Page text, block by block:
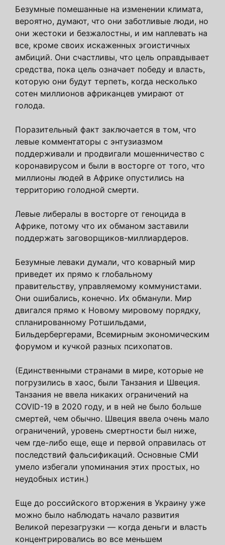
Безумные помешанные на изменении климата,
вероятно, думают, что они заботливые люди, но
они жестоки и безжалостны, и им наплевать на
все, кроме своих искаженных эгоистичных
амбиций. Они счастливы, что цель оправдывает
средства, пока цель означает победу и власть,
которую они будут терпеть, когда несколько
сотен миллионов африканцев умирают от
голода.
Поразительный факт заключается в том, что
левые комментаторы с энтузиазмом
поддерживали и продвигали мошенничество с
коронавирусом и были в восторге от того, что
миллионы людей в Африке опустились на
территорию голодной смерти.
Левые либералы в восторге от геноцида в
Африке, потому что их обманом заставили
поддержать заговорщиков-миллиардеров.
Безумные леваки думали, что коварный мир
приведет их прямо к глобальному
правительству, управляемому коммунистами.
Они ошибались, конечно. Их обманули. Мир
двигался прямо к Новому мировому порядку,
спланированному Ротшильдами,
Бильдербергерами, Всемирным экономическим
форумом и кучкой разных психопатов.
(Единственными странами в мире, которые не
погрузились в хаос, были Танзания и Швеция.
Танзания не ввела никаких ограничений на
COVID-19 в 2020 году, и в ней не было больше
смертей, чем обычно. Швеция ввела очень мало
ограничений, уровень смертности был ниже,
чем где-либо еще, еще и первой оправилась от
последствий фальсификаций. Основные СМИ
умело избегали упоминания этих простых, но
неудобных истин.)
Еще до российского вторжения в Украину уже
можно было наблюдать начало развития
Великой перезагрузки — когда деньги и власть
концентрировались во все меньшем